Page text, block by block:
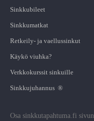
Sinkkubileet
Sinkkumatkat
Retkeily- ja vaellussinkut
Käykö viuhka?
Verkkokurssit sinkuille
Sinkkujuhannus ®
Osa sinkkutapahtuma.fi sivun